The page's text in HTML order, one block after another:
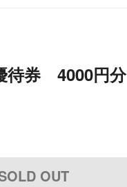
待券 4000円分
OUT